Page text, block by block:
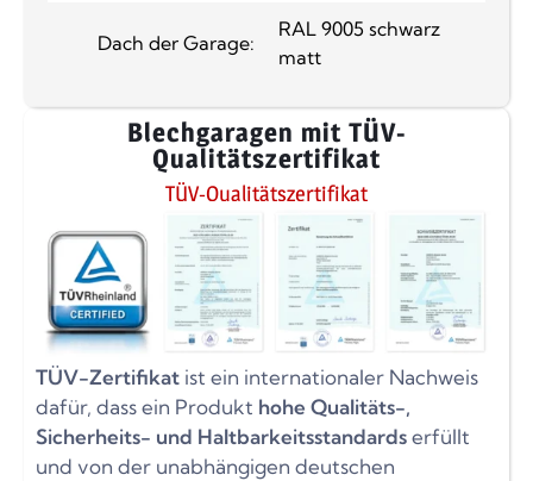
Dach der Garage:
RAL 9005 schwarz
matt
Blechgaragen mit TÜV-
Qualitätszertifikat
TÜV-Qualitätszertifikat
TÜV-Zertifikat ist ein internationaler Nachweis
dafür, dass ein Produkt hohe Qualitäts-,
Sicherheits- und Haltbarkeitsstandardserfüllt
und von der unabhängigen deutschen